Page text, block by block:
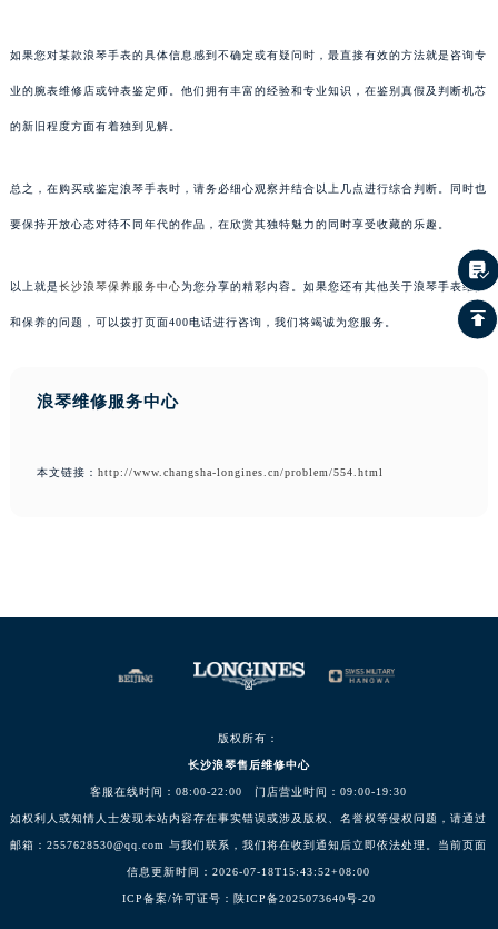
如果您对某款浪琴手表的具体信息感到不确定或有疑问时，最直接有效的方法就是咨询专
业的腕表维修店或钟表鉴定师。他们拥有丰富的经验和专业知识，在鉴别真假及判断机芯
的新旧程度方面有着独到见解。
总之，在购买或鉴定浪琴手表时，请务必细心观察并结合以上几点进行综合判断。同时也
要保持开放心态对待不同年代的作品，在欣赏其独特魅力的同时享受收藏的乐趣。
以上就是长沙浪琴保养服务中心为您分享的精彩内容。如果您还有其他关于浪琴手表维护
和保养的问题，可以拨打页面400电话进行咨询，我们将竭诚为您服务。
浪琴维修服务中心
本文链接： http://www.changsha-longines.cn/problem/554.html
版权所有：
长沙浪琴售后维修中心
客服在线时间：08:00-22:00 门店营业时间：09:00-19:30
如权利人或知情人士发现本站内容存在事实错误或涉及版权、名誉权等侵权问题，请通过
邮箱：2557628530@qq.com 与我们联系，我们将在收到通知后立即依法处理。当前页面
信息更新时间：2026-07-18T15:43:52+08:00
ICP备案/许可证号：陕ICP备2025073640号-20